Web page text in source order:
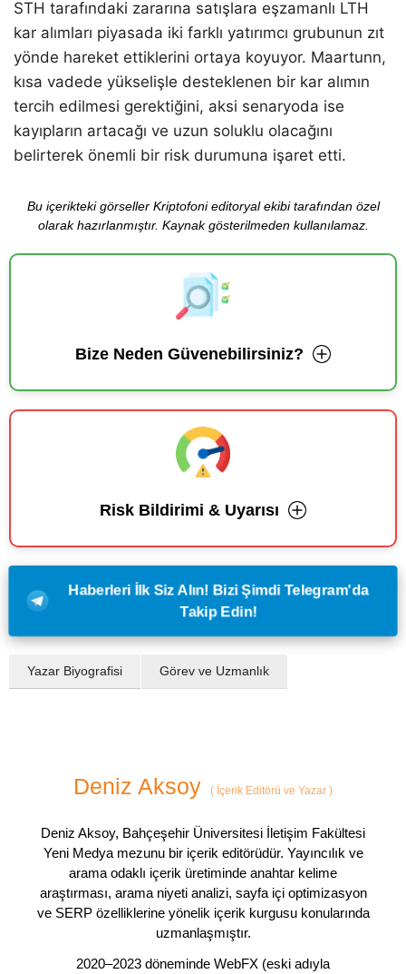
STH tarafındaki zararına satışlara eşzamanlı LTH
kar alımları piyasada iki farklı yatırımcı grubunun zıt
yönde hareket ettiklerini ortaya koyuyor. Maartunn,
kısa vadede yükselişle desteklenen bir kar alımın
tercih edilmesi gerektiğini, aksi senaryoda ise
kayıpların artacağı ve uzun soluklu olacağını
belirterek önemli bir risk durumuna işaret etti.
Bu içerikteki görseller Kriptofoni editoryal ekibi tarafından özel
olarak hazırlanmıştır. Kaynak gösterilmeden kullanılamaz.
Bize Neden Güvenebilirsiniz?
Risk Bildirimi & Uyarısı
Haberleri İlk Siz Alın! Bizi Şimdi Telegram'da
Takip Edin!
Yazar Biyografisi Görev ve Uzmanlık
Deniz Aksoy ( İçerik Editörü ve Yazar )
Deniz Aksoy, Bahçeşehir Üniversitesi İletişim Fakültesi
Yeni Medya mezunu bir içerik editörüdür. Yayıncılık ve
arama odaklı içerik üretiminde anahtar kelime
araştırması, arama niyeti analizi, sayfa içi optimizasyon
ve SERP özelliklerine yönelik içerik kurgusu konularında
uzmanlaşmıştır.
2020–2023 döneminde WebFX (eski adıyla